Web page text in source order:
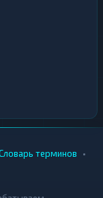
терминов •